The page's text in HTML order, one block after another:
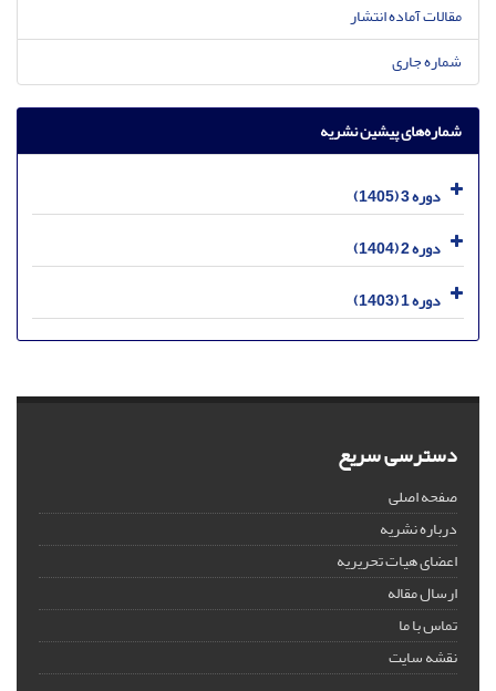
مقالات آماده انتشار
شماره جاری
شماره‌های پیشین نشریه
دوره 3 (1405)
دوره 2 (1404)
دوره 1 (1403)
دسترسی سریع
صفحه اصلی
درباره نشریه
اعضای هیات تحریریه
ارسال مقاله
تماس با ما
نقشه سایت